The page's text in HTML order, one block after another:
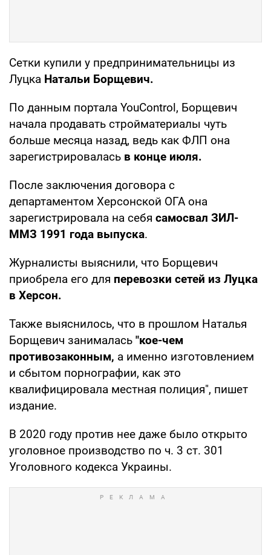
Сетки купили у предпринимательницы из
Луцка Натальи Борщевич.
По данным портала YouControl, Борщевич
начала продавать стройматериалы чуть
больше месяца назад, ведь как ФЛП она
зарегистрировалась в конце июля.
После заключения договора с
департаментом Херсонской ОГА она
зарегистрировала на себя самосвал ЗИЛ-
ММЗ 1991 года выпуска.
Журналисты выяснили, что Борщевич
приобрела его для перевозки сетей из Луцка
в Херсон.
Также выяснилось, что в прошлом Наталья
Борщевич занималась "кое-чем
противозаконным, а именно изготовлением
и сбытом порнографии, как это
квалифицировала местная полиция", пишет
издание.
В 2020 году против нее даже было открыто
уголовное производство по ч. 3 ст. 301
Уголовного кодекса Украины.